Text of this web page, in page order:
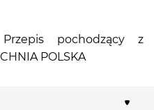
pochodzący z
POLSKA